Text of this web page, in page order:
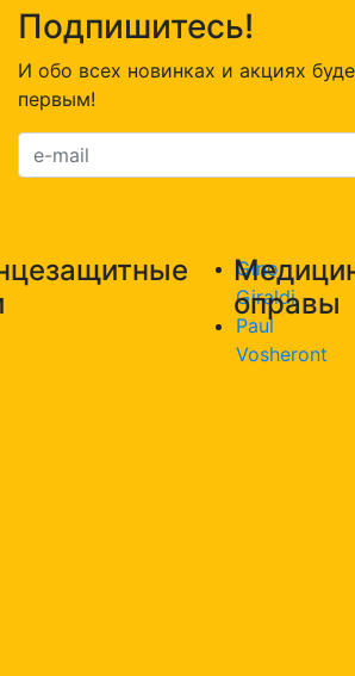
Подпишитесь!
И обо всех новинках и акциях
первым!
Gino
Giraldi
Paul
Vosheront
оправы